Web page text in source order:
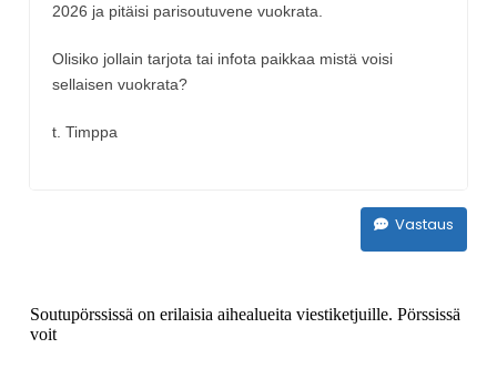
2026 ja pitäisi parisoutuvene vuokrata.
Olisiko jollain tarjota tai infota paikkaa mistä voisi
sellaisen vuokrata?
t. Timppa
Vastaus
Soutupörssissä on erilaisia aihealueita viestiketjuille. Pörssissä
voit